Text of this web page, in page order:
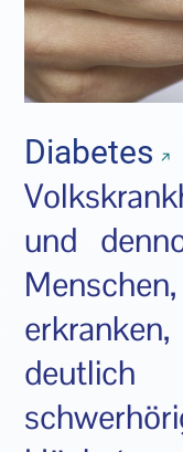
Diabetes
und
deutlich